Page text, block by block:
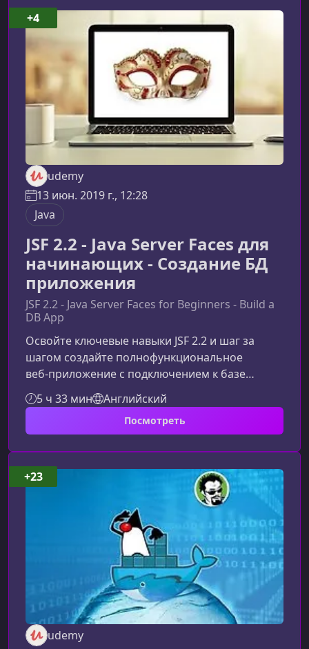
udemy
13 июн. 2019 г., 12:28
Java
JSF 2.2 - Java Server Faces для
начинающих - Создание БД
приложения
JSF 2.2 - Java Server Faces for Beginners - Build a
DB App
Освойте ключевые навыки JSF 2.2 и шаг за
шагом создайте полнофункциональное
веб‑приложение с подключением к базе
данных. Обзор курса и его ключевые
преимуществаКурс знакомит вас с JSF 2.2 и
демонстрирует, как строить реальные
данных. Он подходит начинающим
Java‑разработчикам, тем, кто изучает Java EE, и
всем, кто хочет уверенно работать с
корпоративными веб‑технологиями.Почему
стоит изучать JSF?Java Server Fac
5 ч 33 мин Английский
Посмотреть
+4
udemy
+23